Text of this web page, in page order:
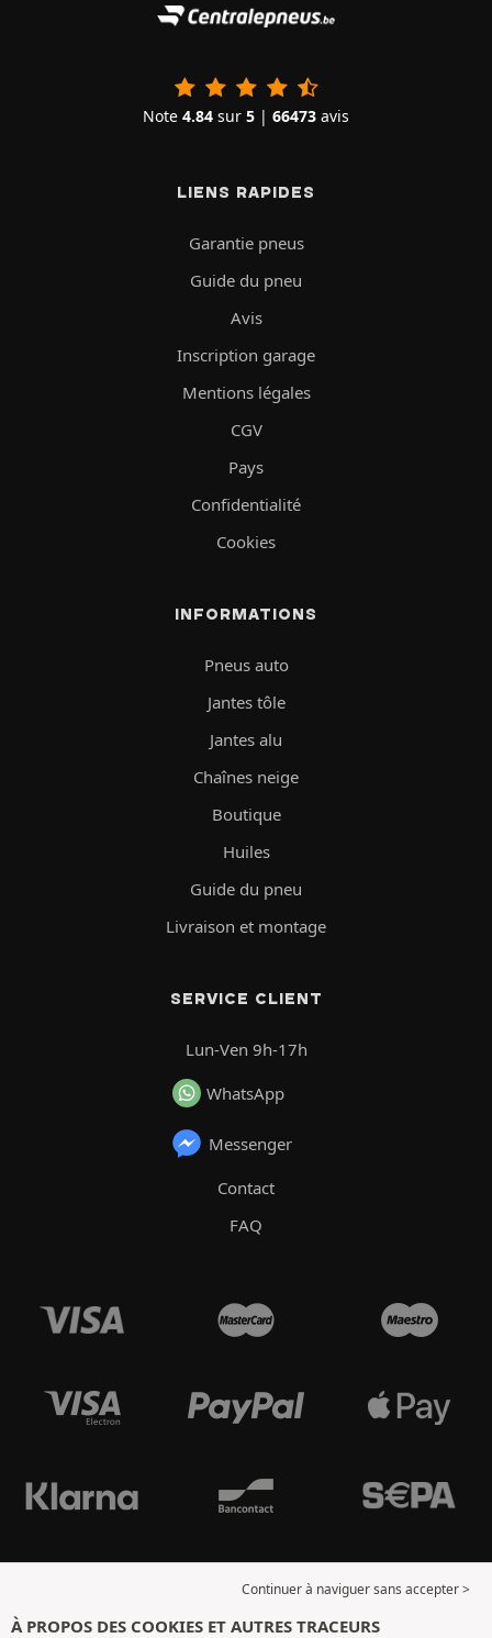
Note 4.84 sur 5 | 66473 avis
LIENS RAPIDES
Garantie pneus
Guide du pneu
Avis
Inscription garage
Mentions légales
CGV
Pays
Confidentialité
Cookies
INFORMATIONS
Pneus auto
Jantes tôle
Jantes alu
Chaînes neige
Boutique
Huiles
Guide du pneu
Livraison et montage
SERVICE CLIENT
Lun-Ven 9h-17h
WhatsApp
Messenger
Contact
FAQ
Continuer à naviguer sans accepter >
À PROPOS DES COOKIES ET AUTRES TRACEURS